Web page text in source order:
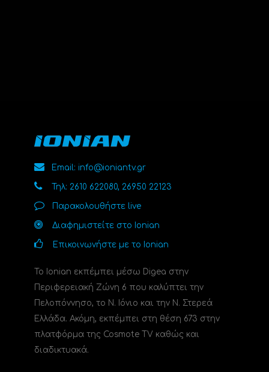
Email: info@ioniantv.gr
Τηλ: 2610 622080, 26950 22123
Παρακολουθήστε live
Διαφημιστείτε στο Ionian
Επικοινωνήστε με το Ionian
Το Ionian εκπέμπει μέσω Digea στην
Περιφερειακή Ζώνη 6 που καλύπτει την
Πελοπόννησο, το N. Ιόνιο και την Ν. Στερεά
Ελλάδα. Ακόμη, εκπέμπει στη θέση 673 στην
πλατφόρμα της Cosmote TV καθώς και
διαδικτυακά.